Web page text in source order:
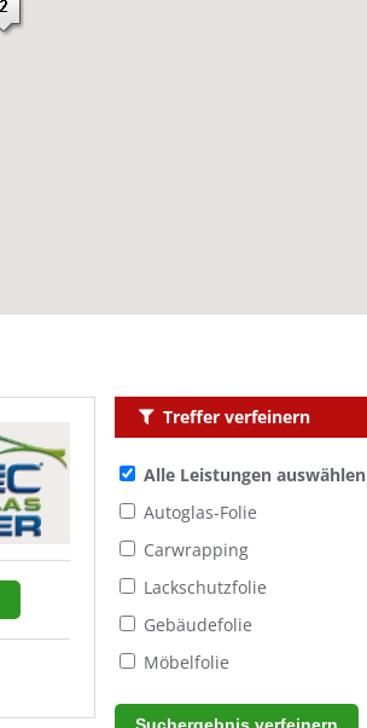
Treffer verfeinern
Alle Leistungen auswählen
Autoglas-Folie
Carwrapping
Lackschutzfolie
Gebäudefolie
Möbelfolie